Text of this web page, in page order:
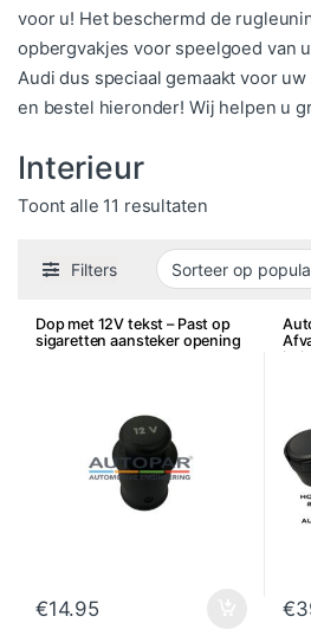
voor u! Het beschermd de
opbergvakjes voor speelgoed van
Audi dus speciaal gemaakt voor
en bestel hieronder! Wij helpen u
Interieur
Toont alle 11 resultatenGesorteerd
Filters
Dop met 12V tekst – Past op
sigaretten aansteker opening
€14.95 €